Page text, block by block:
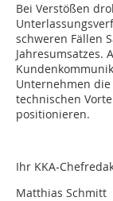
Bei Verstößen
schweren Fällen
Jahresumsatzes.
Unternehmen
technischen
positionieren.
Ihr KKA-
Matthias Schmitt